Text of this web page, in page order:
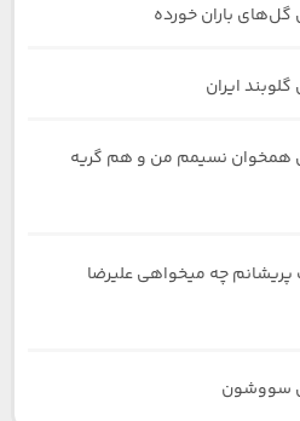
گل‌های باران خورده
ایران
همخوان نسیمم من و هم گریه
پریشانم چه میخواهی علیرضا
سووشون